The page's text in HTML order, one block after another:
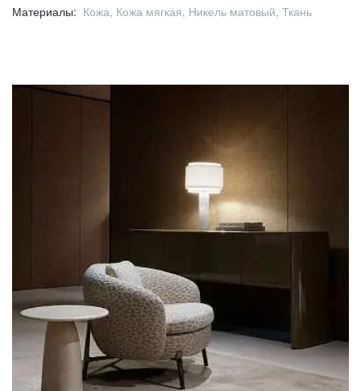
Материалы: Кожа, Кожа мягкая, Никель матовый, Ткань